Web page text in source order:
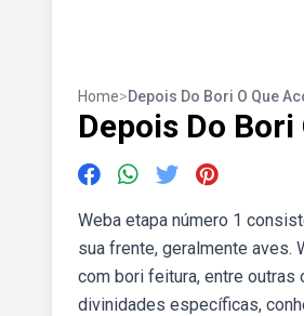
Home>Depois Do Bori O Que
Depois Do
Weba etapa número 1
sua frente, geralmente aves.
com bori feitura, entre
divinidades específicas,